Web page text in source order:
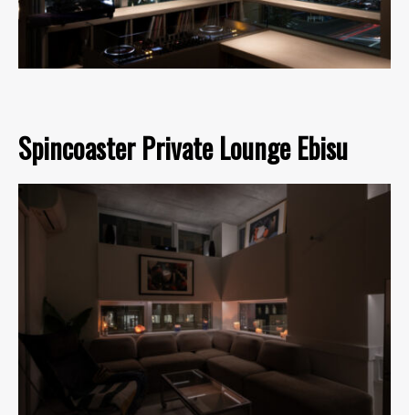
Spincoaster Private Lounge Ebisu